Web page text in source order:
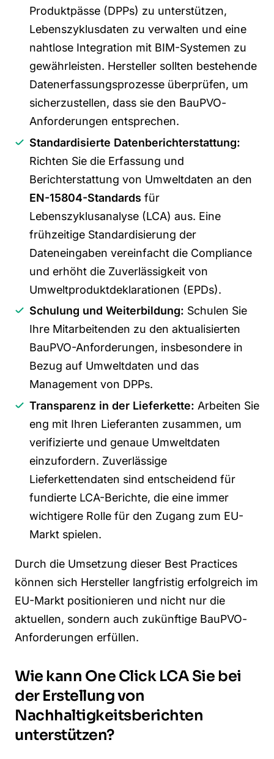
Produktpässe (DPPs) zu unterstützen,
Lebenszyklusdaten zu verwalten und eine
nahtlose Integration mit BIM-Systemen zu
gewährleisten. Hersteller sollten bestehende
Datenerfassungsprozesse überprüfen, um
sicherzustellen, dass sie den BauPVO-
Anforderungen entsprechen.
Standardisierte Datenberichterstattung:
Richten Sie die Erfassung und
Berichterstattung von Umweltdaten an den
EN-15804-Standards für
Lebenszyklusanalyse (LCA) aus. Eine
frühzeitige Standardisierung der
Dateneingaben vereinfacht die Compliance
und erhöht die Zuverlässigkeit von
Umweltproduktdeklarationen (EPDs).
Schulung und Weiterbildung: Schulen Sie
Ihre Mitarbeitenden zu den aktualisierten
BauPVO-Anforderungen, insbesondere in
Bezug auf Umweltdaten und das
Management von DPPs.
Transparenz in der Lieferkette: Arbeiten Sie
eng mit Ihren Lieferanten zusammen, um
verifizierte und genaue Umweltdaten
einzufordern. Zuverlässige
Lieferkettendaten sind entscheidend für
fundierte LCA-Berichte, die eine immer
wichtigere Rolle für den Zugang zum EU-
Markt spielen.
Durch die Umsetzung dieser Best Practices
können sich Hersteller langfristig erfolgreich im
EU-Markt positionieren und nicht nur die
aktuellen, sondern auch zukünftige BauPVO-
Anforderungen erfüllen.
Wie kann One Click LCA Sie bei
der Erstellung von
Nachhaltigkeitsberichten
unterstützen?